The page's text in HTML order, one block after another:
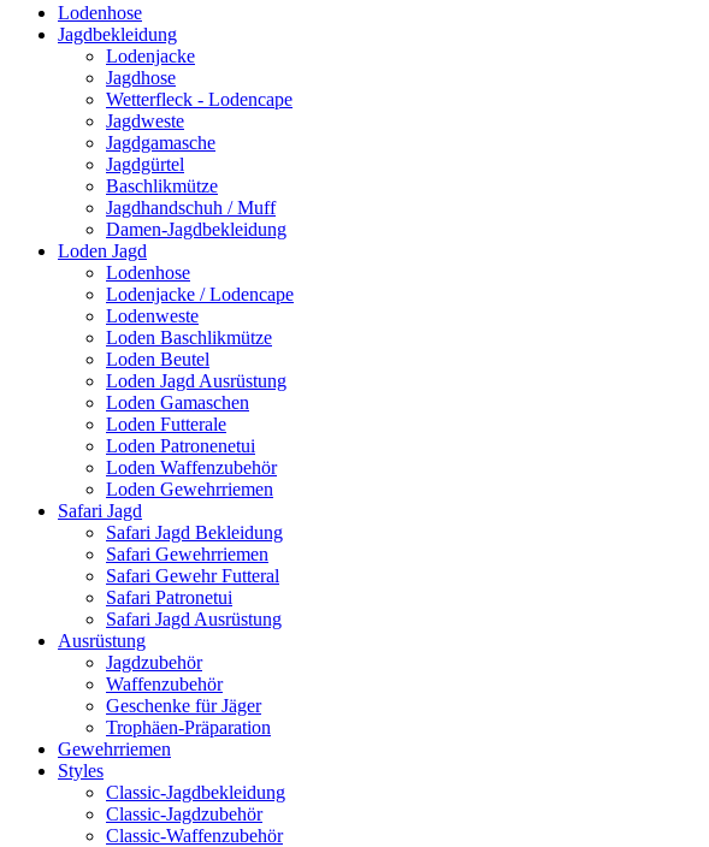
Lodenhose
Jagdbekleidung
Lodenjacke
Jagdhose
Wetterfleck - Lodencape
Jagdweste
Jagdgamasche
Jagdgürtel
Baschlikmütze
Jagdhandschuh / Muff
Damen-Jagdbekleidung
Loden Jagd
Lodenhose
Lodenjacke / Lodencape
Lodenweste
Loden Baschlikmütze
Loden Beutel
Loden Jagd Ausrüstung
Loden Gamaschen
Loden Futterale
Loden Patronenetui
Loden Waffenzubehör
Loden Gewehrriemen
Safari Jagd
Safari Jagd Bekleidung
Safari Gewehrriemen
Safari Gewehr Futteral
Safari Patronetui
Safari Jagd Ausrüstung
Ausrüstung
Jagdzubehör
Waffenzubehör
Geschenke für Jäger
Trophäen-Präparation
Gewehrriemen
Styles
Classic-Jagdbekleidung
Classic-Jagdzubehör
Classic-Waffenzubehör